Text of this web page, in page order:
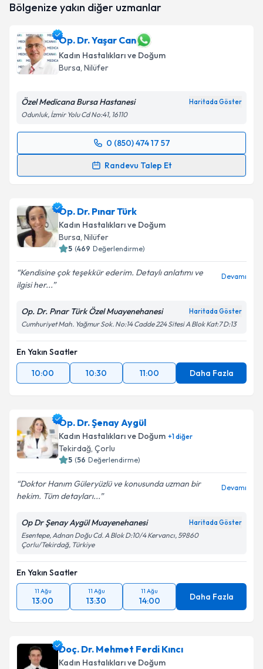
Bölgenize yakın diğer uzmanlar
Op. Dr. Yaşar Can
Kadın Hastalıkları ve Doğum
Bursa, Nilüfer
Özel Medicana Bursa Hastanesi Haritada Göster
Odunluk, İzmir Yolu Cd No:41, 16110
0 (850) 474 17 57
Randevu Talep Et
Randevu Takvimi Talebi
takvim hazırlandığında e-posta ile bilgilendireceğiz.
E-posta Adresiniz
'ni okudum ve kişisel verilerimin belirtilen
kapsamda işlenmesini kabul ediyorum.
Op. Dr. Pınar Türk
Kadın Hastalıkları ve Doğum
Bursa, Nilüfer
5 (469 Değerlendirme)
Kendisine çok teşekkür ederim. Detaylı anlatımı ve
ilgisi her...
Devamı
Op. Dr. Pınar Türk Özel Muayenehanesi Haritada Göster
Cumhuriyet Mah. Yağmur Sok. No:14 Cadde 224 Sitesi A Blok Kat:7 D:13
En Yakın Saatler
10:00
10:30 11:00 Daha Fazla
Op. Dr. Şenay Aygül
Kadın Hastalıkları ve Doğum +1diğer
Tekirdağ, Çorlu
5 (56 Değerlendirme)
Doktor Hanım Güleryüzlü ve konusunda uzman bir
hekim. Tüm detayları...
Devamı
Op Dr Şenay Aygül Muayenehanesi Haritada Göster
Esentepe, Adnan Doğu Cd. A Blok D:10/4 Kervancı, 59860
Çorlu/Tekirdağ, Türkiye
En Yakın Saatler
11 Ağu
13:00
11 Ağu
13:30
11 Ağu
14:00 Daha Fazla
Doç. Dr. Mehmet Ferdi Kıncı
Kadın Hastalıkları ve Doğum